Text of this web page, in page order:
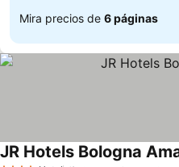
Mira precios de 6 páginas
JR Hotels Bologna